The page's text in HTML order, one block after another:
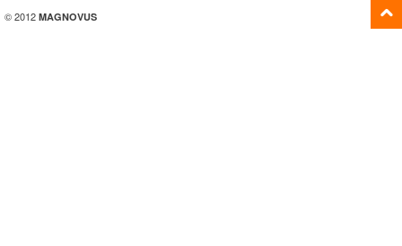
© 2012 MAGNOVUS